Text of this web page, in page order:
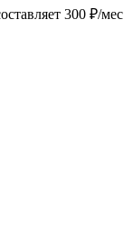
300 ₽/мес